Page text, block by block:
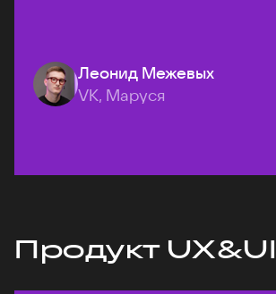
Леонид Межевых
VK, Маруся
Продукт UX&UI